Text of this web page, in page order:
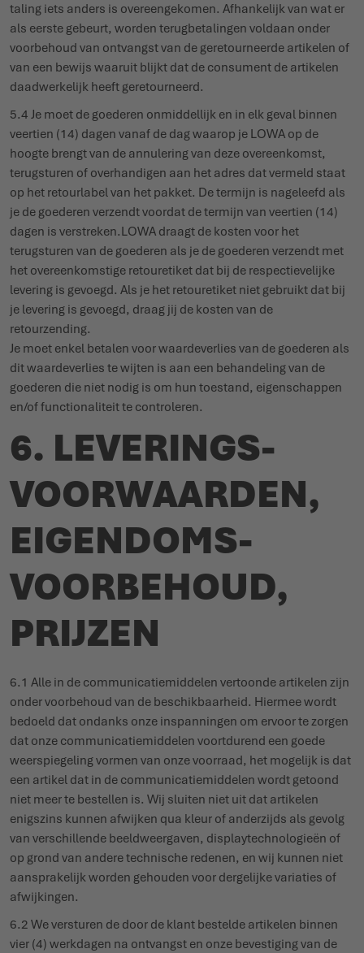
taling iets anders is over­een­gekomen. Afhan­kelijk van wat er
als eerste gebeurt, worden terug­be­ta­lingen voldaan onder
voor­behoud van ontvangst van de gere­tour­neerde artikelen of
van een bewijs waaruit blijkt dat de consument de artikelen
daad­wer­kelijk heeft gere­tourneerd.
5.4 Je moet de goederen onmiddellijk en in elk geval binnen
veertien (14) dagen vanaf de dag waarop je LOWA op de
hoogte brengt van de annulering van deze overeenkomst,
terugsturen of overhandigen aan het adres dat vermeld staat
op het retourlabel van het pakket. De termijn is nageleefd als
je de goederen verzendt voordat de termijn van veertien (14)
dagen is verstreken.LOWA draagt de kosten voor het
terugsturen van de goederen als je de goederen verzendt met
het overeenkomstige retouretiket dat bij de respectievelijke
levering is gevoegd. Als je het retouretiket niet gebruikt dat bij
je levering is gevoegd, draag jij de kosten van de
retourzending.
Je moet enkel betalen voor waardeverlies van de goederen als
dit waardeverlies te wijten is aan een behandeling van de
goederen die niet nodig is om hun toestand, eigenschappen
en/of functionaliteit te controleren.
6. LEVE­RINGS­
VOOR­WAARDEN,
EIGEN­DOMS­
VOOR­BEHOUD,
PRIJZEN
6.1 Alle in de commu­ni­ca­tie­middelen vertoonde artikelen zijn
onder voor­behoud van de beschik­baarheid. Hiermee wordt
bedoeld dat ondanks onze inspan­ningen om ervoor te zorgen
dat onze commu­ni­ca­tie­middelen voort­durend een goede
weer­spie­geling vormen van onze voorraad, het mogelijk is dat
een artikel dat in de commu­ni­ca­tie­middelen wordt getoond
niet meer te bestellen is. Wij sluiten niet uit dat artikelen
enigszins kunnen afwijken qua kleur of anderzijds als gevolg
van verschillende beeld­weergaven, display­tech­no­logieën of
op grond van andere tech­nische redenen, en wij kunnen niet
aanspra­kelijk worden gehouden voor dergelijke variaties of
afwij­kingen.
6.2 We versturen de door de klant bestelde artikelen binnen
vier (4) werkdagen na ontvangst en onze beves­tiging van de